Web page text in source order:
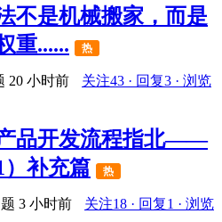
不是机械搬家，而是
重......
热
20 小时前
关注43 · 回复3 · 浏览
品开发流程指北——
补充篇
热
3 小时前
关注18 · 回复1 · 浏览